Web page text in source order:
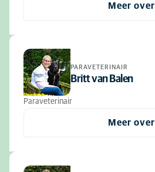
Meer over
PARAVETERINAIR
Britt van Balen
Paraveterinair
Meer over